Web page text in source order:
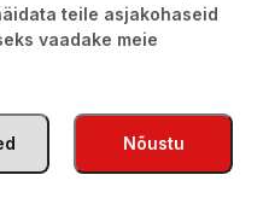
teile asjakohaseid
vaadake meie
Nõustu